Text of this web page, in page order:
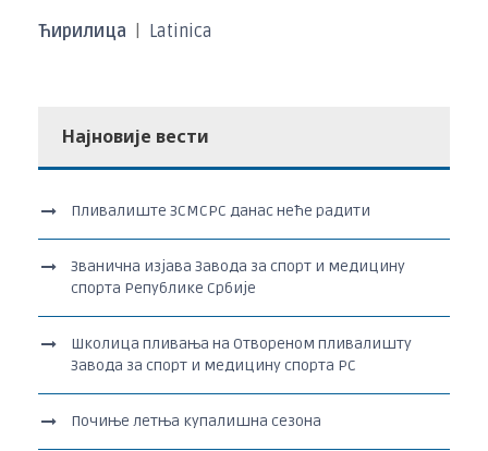
Ћирилица Latinica
Најновије вести
Пливалиште ЗСМСРС данас неће радити
Званична изјава Завода за спорт и медицину
спорта Републике Србије
Школица пливања на Отвореном пливалишту
Завода за спорт и медицину спорта РС
Почиње летња купалишна сезона